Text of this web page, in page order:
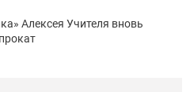
Алексея Учителя вновь